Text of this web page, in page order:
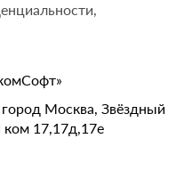
Москва, Звёздный
ком 17,17д,17е